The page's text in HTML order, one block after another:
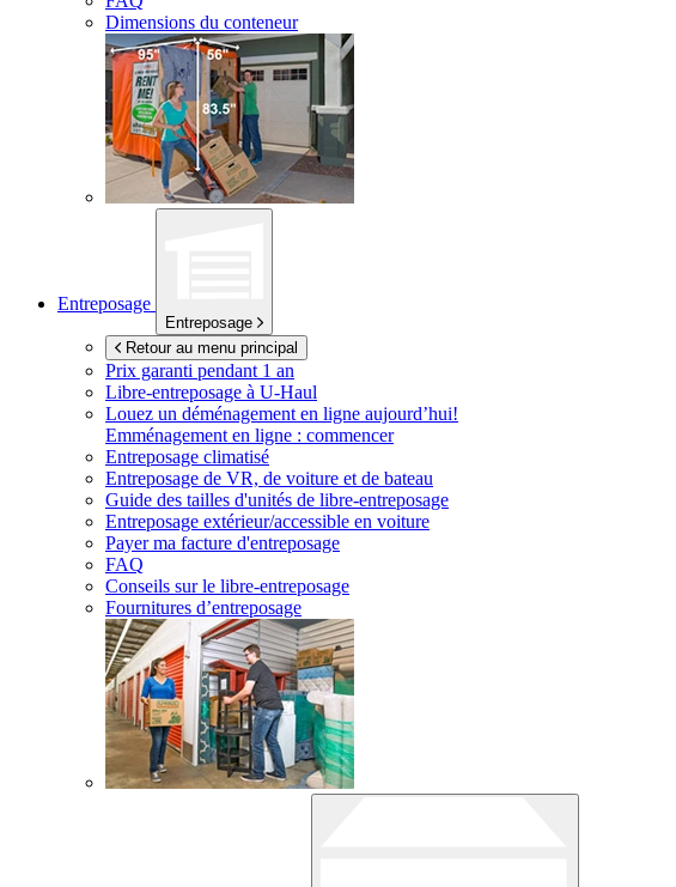
Dimensions du conteneur
Entreposage
Entreposage
Retour au menu principal
Prix garanti pendant 1 an
Libre-entreposage à U-Haul
Louez un déménagement en ligne aujourd’hui!
Emménagement en ligne : commencer
Entreposage climatisé
Entreposage de VR, de voiture et de bateau
Guide des tailles d'unités de libre-entreposage
Entreposage extérieur/accessible en voiture
Payer ma facture d'entreposage
FAQ
Conseils sur le libre-entreposage
Fournitures d’entreposage